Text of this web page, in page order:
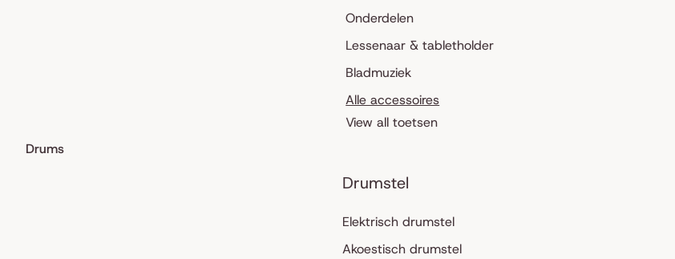
Onderdelen
Lessenaar & tabletholder
Bladmuziek
Alle accessoires
View all toetsen
Drums
Drumstel
Elektrisch drumstel
Akoestisch drumstel